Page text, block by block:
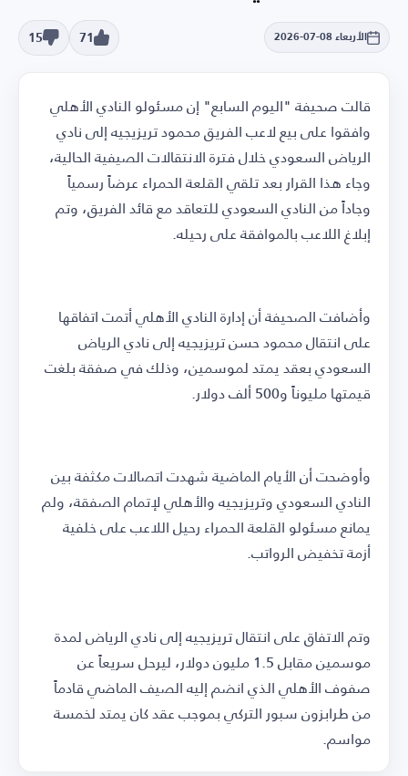
الأربعاء 08-07-2026 71
15
قالت صحيفة "اليوم السابع" إن مسئولو النادي الأهلي
وافقوا على بيع لاعب الفريق محمود تريزيجيه إلى نادي
الرياض السعودي خلال فترة الانتقالات الصيفية الحالية،
وجاء هذا القرار بعد تلقي القلعة الحمراء عرضاً رسمياً
وجاداً من النادي السعودي للتعاقد مع قائد الفريق، وتم
إبلاغ اللاعب بالموافقة على رحيله.
وأضافت الصحيفة أن إدارة النادي الأهلي أتمت اتفاقها
على انتقال محمود حسن تريزيجيه إلى نادي الرياض
السعودي بعقد يمتد لموسمين، وذلك في صفقة بلغت
قيمتها مليوناً و500 ألف دولار.
وأوضحت أن الأيام الماضية شهدت اتصالات مكثفة بين
النادي السعودي وتريزيجيه والأهلي لإتمام الصفقة، ولم
يمانع مسئولو القلعة الحمراء رحيل اللاعب على خلفية
أزمة تخفيض الرواتب.
وتم الاتفاق على انتقال تريزيجيه إلى نادي الرياض لمدة
موسمين مقابل 1.5 مليون دولار، ليرحل سريعاً عن
صفوف الأهلي الذي انضم إليه الصيف الماضي قادماً
من طرابزون سبور التركي بموجب عقد كان يمتد لخمسة
مواسم.